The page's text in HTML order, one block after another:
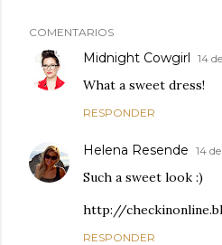
COMENTARIOS
Midnight Cowgirl 14
What a sweet dress!
RESPONDER
Helena Resende 14
Such a sweet look :)
http://
RESPONDER